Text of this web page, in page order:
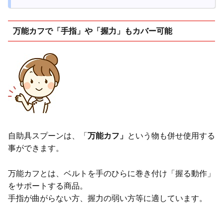
万能カフで「手指」や「握力」もカバー可能
自助具スプーンは、「 万能カフ」 という物も併せ使用する
事ができます。
万能カフとは、ベルトを手のひらに巻き付け「握る動作」
をサポートする商品。
手指が曲がらない方、握力の弱い方等に適しています。